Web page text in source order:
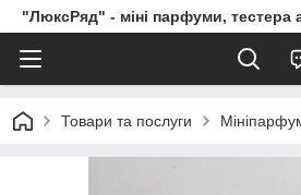
"ЛюксРяд" - міні парфуми, тестера
Товари та послуги